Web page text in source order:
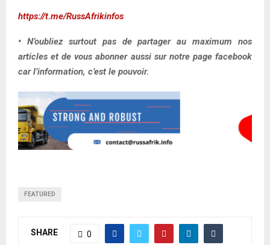
https://t.me/RussAfrikinfos
• N’oubliez surtout pas de partager au maximum nos
articles et de vous abonner aussi sur notre page facebook
car l’information, c’est le pouvoir.
FEATURED
SHARE 0